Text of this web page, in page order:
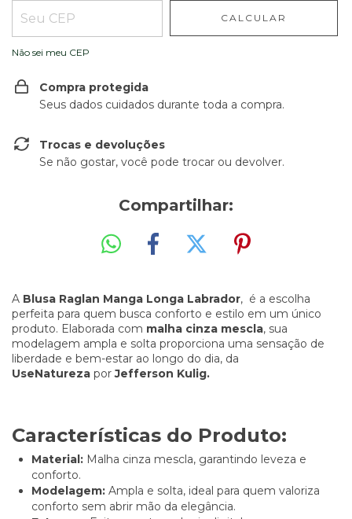
CALCULAR
Não sei meu CEP
Compra protegida
Seus dados cuidados durante toda a compra.
Trocas e devoluções
Se não gostar, você pode trocar ou devolver.
Compartilhar:
A Blusa Raglan Manga Longa Labrador, é a escolha
perfeita para quem busca conforto e estilo em um único
produto. Elaborada com malha cinza mescla, sua
modelagem ampla e solta proporciona uma sensação de
liberdade e bem-estar ao longo do dia, da
UseNatureza porJefferson Kulig.
Características do Produto:
Material: Malha cinza mescla, garantindo leveza e
conforto.
Modelagem: Ampla e solta, ideal para quem valoriza
conforto sem abrir mão da elegância.